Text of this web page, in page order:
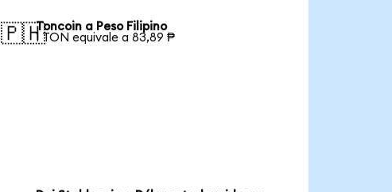
🇵🇭Toncoin a Peso Filipino
1 TON equivale a 83,89 ₱